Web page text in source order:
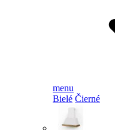
menu
Bielé Čierné